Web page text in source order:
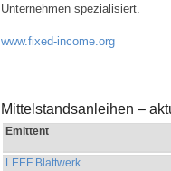
Unternehmen spezialisiert.
www.fixed-income.org
Mittelstandsanleihen –
Emittent
LEEF Blattwerk